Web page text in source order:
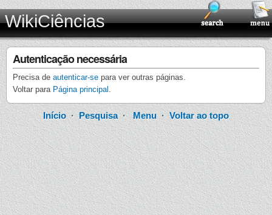
WikiCiências
Autenticação necessária
Precisa de autenticar-se para ver outras páginas.
Voltar para Página principal .
Início · Pesquisa·Menu ·Voltar ao topo